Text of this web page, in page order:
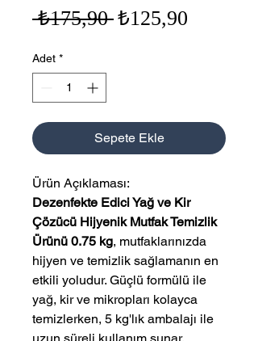
₺175,90 Normal
₺125,90
Adet *
Sepete Ekle
Ürün Açıklaması:
Dezenfekte Edici Yağ ve Kir
Çözücü Hijyenik Mutfak Temizlik
Ürünü 0.75 kg, mutfaklarınızda
hijyen ve temizlik sağlamanın en
etkili yoludur. Güçlü formülü ile
yağ, kir ve mikropları kolayca
temizlerken, 5 kg'lık ambalajı ile